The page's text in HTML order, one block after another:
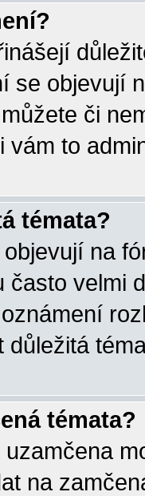
se objevují
či
vám to
témata?
na
často velmi
důležitá
témata?
na